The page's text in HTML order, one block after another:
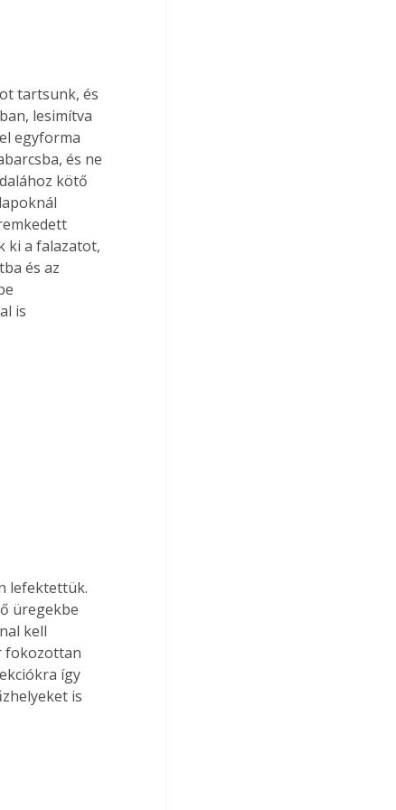
tartsunk, és
lesimítva
egyforma
és ne
kötő
ki a falazatot,
és az
is
lefektettük.
üregekbe
kell
fokozottan
így
is